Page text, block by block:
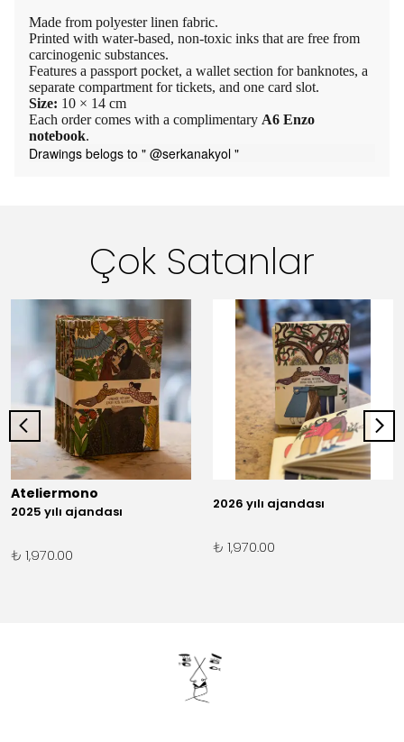
Made from polyester linen fabric.
Printed with water-based, non-toxic inks that are free from
carcinogenic substances.
Features a passport pocket, a wallet section for banknotes, a
separate compartment for tickets, and one card slot.
Size: 10 × 14 cm
Each order comes with a complimentary A6 Enzo
notebook.
Drawings belogs to " @serkanakyol "
Çok Satanlar
Ateliermono
2025 yılı ajandası
₺ 1,970.00
2026 yılı ajandası
₺ 1,970.00